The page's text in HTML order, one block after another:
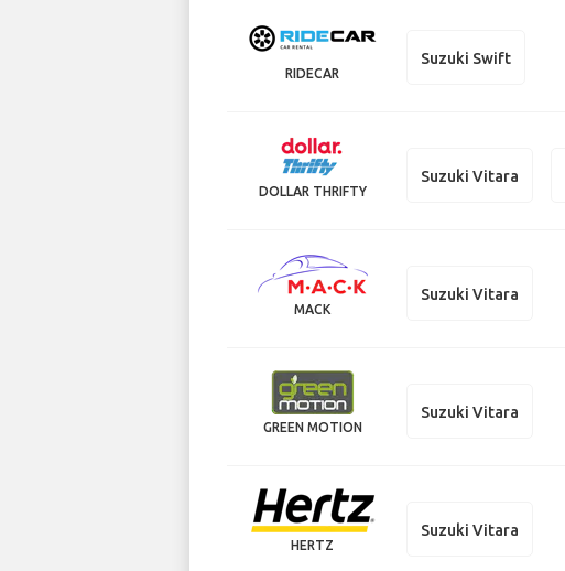
RIDECAR
Suzuki Swift
DOLLAR THRIFTY
Suzuki Vitara
MACK
Suzuki Vitara
GREEN MOTION
Suzuki Vitara
HERTZ
Suzuki Vitara